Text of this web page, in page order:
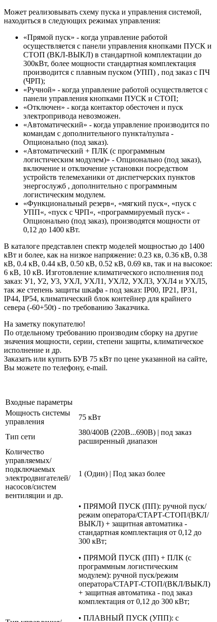
Может реализовывать схему пуска и управления системой,
находиться в следующих режимах управления:
«Прямой пуск» - когда управление работой
осуществляется с панели управления кнопками ПУСК и
СТОП (ВКЛ-ВЫКЛ) в стандартной комплектации до
300кВт, более мощности стандартная комплектация
производится с плавным пуском (УПП) , под заказ с ПЧ
(ЧРП);
«Ручной» - когда управление работой осуществляется с
панели управления кнопками ПУСК и СТОП;
«Отключен» - когда контактор обесточен и пуск
электропривода невозможен.
«Автоматический» - когда управление производится по
командам с дополнительного пункта/пульта -
Опционально (под заказ).
«Автоматический + ПЛК (с программным
логистическим модулем)» - Опционально (под заказ),
включение и отключение установки посредством
устройств телемеханики от диспетчерских пунктов
энергослужб , дополнительно с программным
логистическим модулем.
«Функциональный резерв«, «мягкий пуск«, «пуск с
УПП«, «пуск с ЧРП«, «программируемый пуск« -
Опционально (под заказ), производятся мощности от
0,12 до 1400 кВт.
В каталоге представлен спектр моделей мощностью до 1400
кВт и более, как на низкое напряжение: 0.23 кв, 0.36 кВ, 0.38
кВ, 0.4 кВ, 0.44 кВ, 0.50 кВ, 0.52 кВ, 0.69 кв, так и на высокое:
6 кВ, 10 кВ. Изготовление климатического исполнения под
заказ: У1, У2, У3, УХЛ, УХЛ1, УХЛ2, УХЛ3, УХЛ4 и УХЛ5,
так же степень защиты шкафа - под заказ: IP00, IP21, IP31,
IP44, IP54, климатический блок контейнер для крайнего
севера (-60+50t) - по требованию Заказчика.
На заметку покупателю!
По отдельному требованию производим сборку на другие
значения мощности, серии, степени защиты, климатическое
исполнение и др.
Заказать или купить БУВ 75 кВт по цене указанной на сайте,
Вы можете по телефону, e-mail.
Входные параметры
Мощность системы
управления
75 кВт
Тип сети
380/400В (220В...690В) | под заказ
расширенный диапазон
Количество
управляемых/
подключаемых
электродвигателей/
насосов/систем
вентиляции и др.
1 (Один) | Под заказ более
• ПРЯМОЙ ПУСК (ПП): ручной пуск/
режим оператора/СТАРТ-СТОП/(ВКЛ/
ВЫКЛ) + защитная автоматика -
стандартная комплектация от 0,12 до
300 кВт;
• ПРЯМОЙ ПУСК (ПП) + ПЛК (с
программным логистическим
модулем): ручной пуск/режим
оператора/СТАРТ-СТОП/(ВКЛ/ВЫКЛ)
+ защитная автоматика - под заказ
комплектация от 0,12 до 300 кВт;
• ПЛАВНЫЙ ПУСК (УПП): с